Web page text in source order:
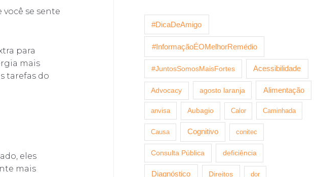
você se sente
para
mais
tarefas do
eles
mais
#DicaDeAmigo
#InformaçãoÉOMelhorRemédio
#JuntosSomosMaisFortes Acessibilidade
Advocacy agosto laranja Alimentação
anvisa Aubagio Calor Caminhada
Causa Cognitivo conitec
Consulta Pública deficiência
Diagnóstico Direitos dor